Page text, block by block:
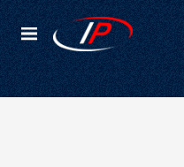
Kateqoriyalar